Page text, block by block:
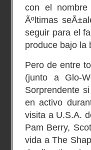
con el nombre
Ãºltimas
seguir para el
produce bajo la
Pero de entre
(junto a Glo-
Sorprendente
en activo
visita a U.S.A.
Pam Berry,
vida a The